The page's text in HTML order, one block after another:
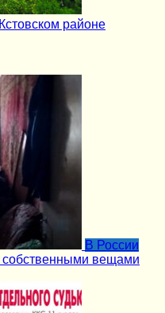
районе
В России
вещами